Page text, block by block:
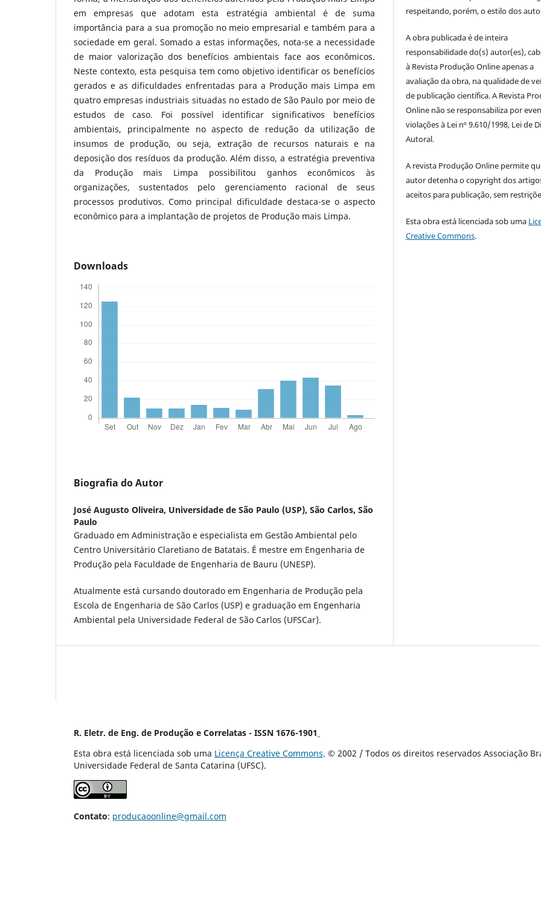
em empresas que adotam esta estratégia ambiental é de suma
importância para a sua promoção no meio empresarial e também para a
sociedade em geral. Somado a estas informações, nota-se a necessidade
de maior valorização dos benefícios ambientais face aos econômicos.
Neste contexto, esta pesquisa tem como objetivo identificar os benefícios
gerados e as dificuldades enfrentadas para a Produção mais Limpa em
quatro empresas industriais situadas no estado de São Paulo por meio de
estudos de caso. Foi possível identificar significativos benefícios
ambientais, principalmente no aspecto de redução da utilização de
insumos de produção, ou seja, extração de recursos naturais e na
deposição dos resíduos da produção. Além disso, a estratégia preventiva
da Produção mais Limpa possibilitou ganhos econômicos às
organizações, sustentados pelo gerenciamento racional de seus
processos produtivos. Como principal dificuldade destaca-se o aspecto
econômico para a implantação de projetos de Produção mais Limpa.
Downloads
Biografia do Autor
José Augusto Oliveira, Universidade de São Paulo (USP), São Carlos, São
Paulo
Graduado em Administração e especialista em Gestão Ambiental pelo
Centro Universitário Claretiano de Batatais. É mestre em Engenharia de
Produção pela Faculdade de Engenharia de Bauru (UNESP).
Atualmente está cursando doutorado em Engenharia de Produção pela
Escola de Engenharia de São Carlos (USP) e graduação em Engenharia
Ambiental pela Universidade Federal de São Carlos (UFSCar).
respeitando, porém, o estilo dos
A obra publicada é de inteira
responsabilidade do(s) autor(es),
à Revista Produção Online apenas a
avaliação da obra, na qualidade de
de publicação científica. A Revista
Online não se responsabiliza por
violações à Lei nº 9.610/1998, Lei de
Autoral.
A revista Produção Online permite
autor detenha o copyright dos
aceitos para publicação, sem
Esta obra está licenciada sob uma
Creative Commons.
R. Eletr. de Eng. de Produção e Correlatas - ISSN 1676-1901
Esta obra está licenciada sob uma Licença Creative Commons. © 2002 / Todos os direitos reservados Associação
Universidade Federal de Santa Catarina (UFSC).
Contato: producaoonline@gmail.com